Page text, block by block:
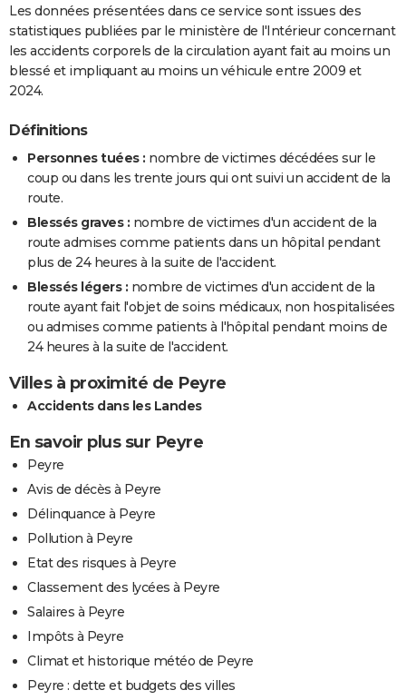
FORUM
Bricolage
Television
Les données présentées dans ce service sont issues des
statistiques publiées par le ministère de l'Intérieur concernant
les accidents corporels de la circulation ayant fait au moins un
blessé et impliquant au moins un véhicule entre 2009 et
2024.
Définitions
Personnes tuées : nombre de victimes décédées sur le
coup ou dans les trente jours qui ont suivi un accident de la
route.
Blessés graves : nombre de victimes d'un accident de la
route admises comme patients dans un hôpital pendant
plus de 24 heures à la suite de l'accident.
Blessés légers : nombre de victimes d'un accident de la
route ayant fait l'objet de soins médicaux, non hospitalisées
ou admises comme patients à l'hôpital pendant moins de
24 heures à la suite de l'accident.
Villes à proximité de Peyre
Accidents dans les Landes
En savoir plus sur Peyre
Peyre
Avis de décès à Peyre
Délinquance à Peyre
Pollution à Peyre
Etat des risques à Peyre
Classement des lycées à Peyre
Salaires à Peyre
Impôts à Peyre
Climat et historique météo de Peyre
Peyre : dette et budgets des villes